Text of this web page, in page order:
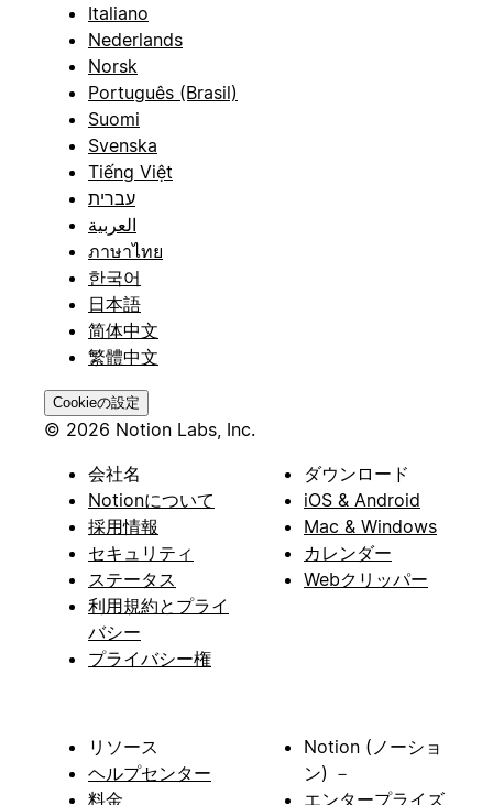
Italiano
Nederlands
Norsk
Português (Brasil)
Suomi
Svenska
Tiếng Việt
עברית
العربية
ภาษาไทย
한국어
日本語
简体中文
繁體中文
Cookieの設定
© 2026 Notion Labs, Inc.
会社名
Notionについて
採用情報
セキュリティ
ステータス
利用規約とプライ
バシー
プライバシー権
ダウンロード
iOS & Android
Mac & Windows
カレンダー
Webクリッパー
リソース
ヘルプセンター
料金
Notion (ノーショ
ン) －
エンタープライズ